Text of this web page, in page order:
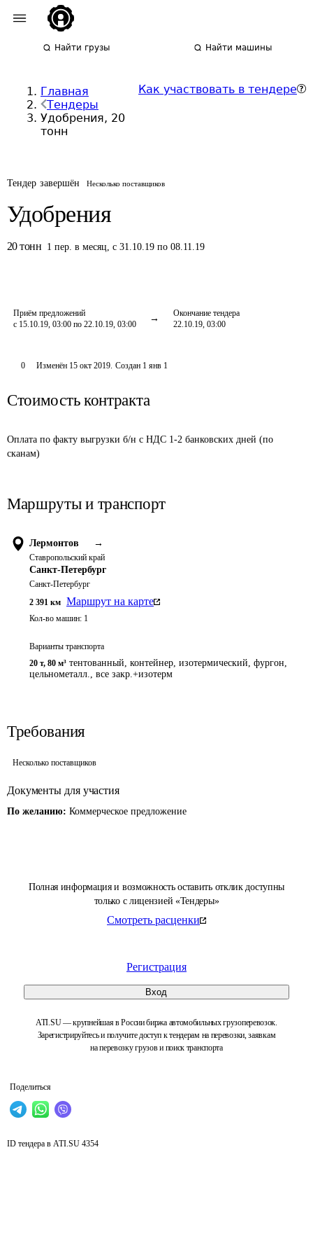
Найти грузы Найти машины
Главная
Тендеры
Удобрения, 20
тонн
Как участвовать в тендере
Тендер завершён Несколько поставщиков
Удобрения
20 тонн 1 пер. в месяц,с 31.10.19 по 08.11.19
Приём предложений
с 15.10.19, 03:00 по 22.10.19, 03:00
Окончание тендера
22.10.19, 03:00
Полная информация и возможность оставить отклик доступны
только с лицензией «Тендеры»
Смотреть расценки
Регистрация
Вход
ATI.SU — крупнейшая в России биржа автомобильных грузоперевозок.
Зарегистрируйтесь и получите доступ к тендерам на перевозки, заявкам
на перевозку грузов и поиск транспорта
Поделиться
0 Изменён 15 окт 2019. Создан 1 янв 1
Стоимость контракта
Оплата по факту выгрузки б/н с НДС 1-2 банковских дней (по
сканам)
Маршруты и транспорт
Лермонтов →
Ставропольский край
Санкт-Петербург
Санкт-Петербург
2 391 км Маршрут на карте
Кол-во машин: 1
Варианты транспорта
20 т, 80 м³ тентованный, контейнер, изотермический, фургон,
цельнометалл., все закр.+изотерм
Требования
Несколько поставщиков
Документы для участия
По желанию: Коммерческое предложение
ID тендера в ATI.SU 4354